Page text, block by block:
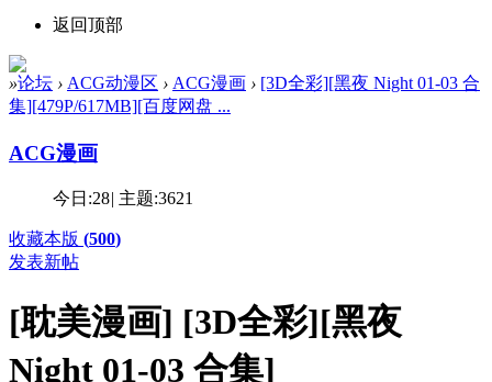
返回顶部
»论坛 › ACG动漫区 › ACG漫画 › [3D全彩][黑夜 Night 01-03 合
集][479P/617MB][百度网盘 ...
ACG漫画
今日:28| 主题:3621
收藏本版 (500)
发表新帖
[耽美漫画] [3D全彩][黑夜
Night 01-03 合集]